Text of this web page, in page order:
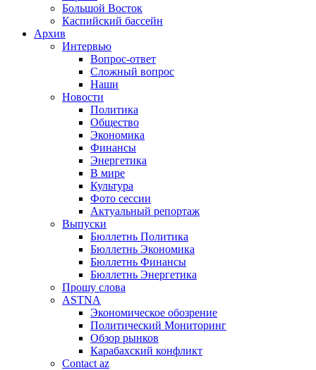
Большой Восток
Каспийский бассейн
Архив
Интервью
Вопрос-ответ
Сложный вопрос
Наши
Новости
Политика
Общество
Экономика
Финансы
Энергетика
В мире
Культура
Фото сессии
Актуальный репортаж
Выпуски
Бюллетнь Политика
Бюллетнь Экономика
Бюллетнь Финансы
Бюллетнь Энергетика
Прошу слова
ASTNA
Экономическое обозрение
Политический Мониторинг
Обзор рынков
Карабахский конфликт
Contact az